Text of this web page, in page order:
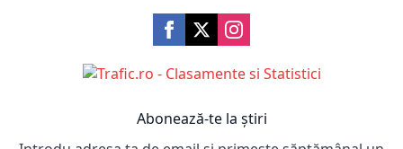
Abonează-te la știri